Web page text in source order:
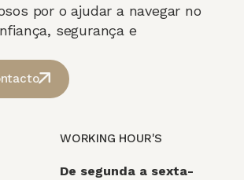
por o ajudar a navegar no
segurança e
WORKING HOUR'S
De segunda a sexta-